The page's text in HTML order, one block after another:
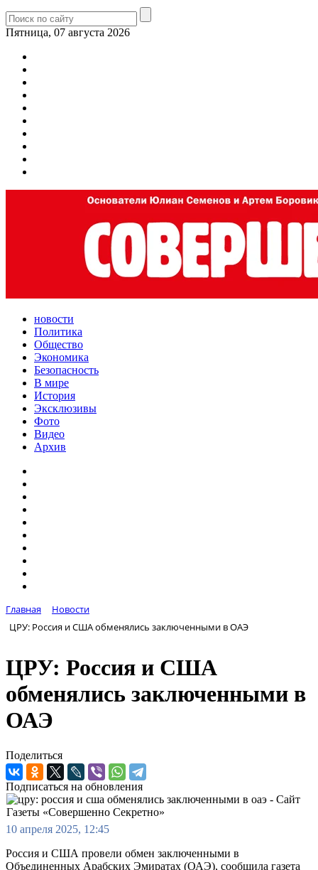
Пятница, 07 августа 2026
новости
Политика
Общество
Экономика
Безопасность
В мире
История
Эксклюзивы
Фото
Видео
Архив
Главная
Новости
ЦРУ: Россия и США обменялись заключенными в ОАЭ
ЦРУ: Россия и США
обменялись заключенными в
ОАЭ
Поделиться
Подписаться на обновления
10 апреля 2025, 12:45
Россия и США провели обмен заключенными в
Объединенных Арабских Эмиратах (ОАЭ), сообщила газета